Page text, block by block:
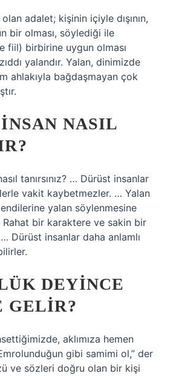
adalet; kişinin içiyle dışının,
bir olması, söylediği ile
fiil) birbirine uygun olması
yalandır. Yalan, dinimizde
ahlakıyla bağdaşmayan çok
NASIL
tanırsınız? … Dürüst insanlar
vakit kaybetmezler. … Yalan
yalan söylenmesine
bir karaktere ve sakin bir
Dürüst insanlar daha anlamlı
DEYINCE
GELIR?
aklımıza hemen
gibi samimi ol,” der
ve sözleri doğru olan bir kişi